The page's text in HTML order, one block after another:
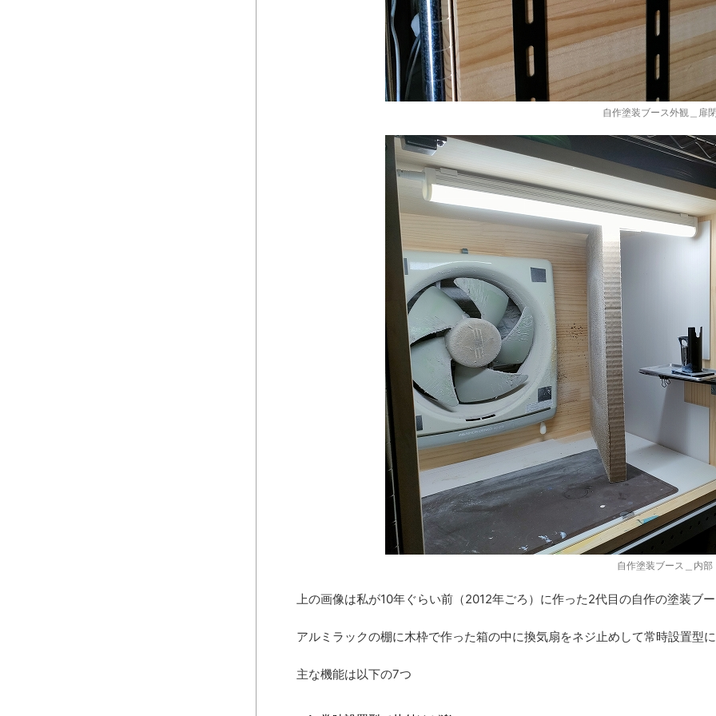
自作塗装ブース外観＿扉
自作塗装ブース＿内部
上の画像は私が10年ぐらい前（2012年ごろ）に作った2代目の自作の塗装ブ
アルミラックの棚に木枠で作った箱の中に換気扇をネジ止めして常時設置型
主な機能は以下の7つ